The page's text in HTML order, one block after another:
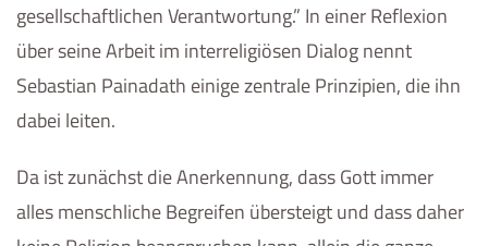
gesellschaftlichen Verantwortung.” In einer Reflexion
über seine Arbeit im interreligiösen Dialog nennt
Sebastian Painadath einige zentrale Prinzipien, die ihn
dabei leiten.
Da ist zunächst die Anerkennung, dass Gott immer
alles menschliche Begreifen übersteigt und dass daher